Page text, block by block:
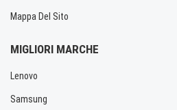
Mappa Del Sito
MIGLIORI MARCHE
Lenovo
Samsung